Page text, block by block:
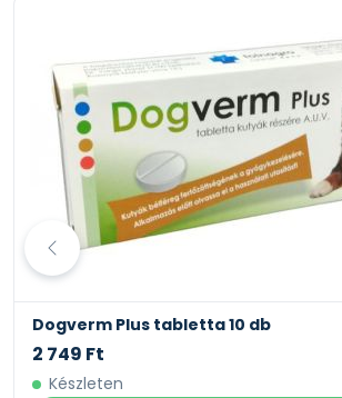
Dogverm Plus tabletta 10 db
2 749 Ft
Készleten